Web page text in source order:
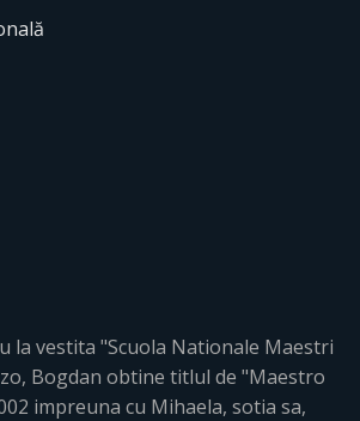
la vestita "Scuola Nationale Maestri
Bogdan obtine titlul de "Maestro
impreuna cu Mihaela, sotia sa,